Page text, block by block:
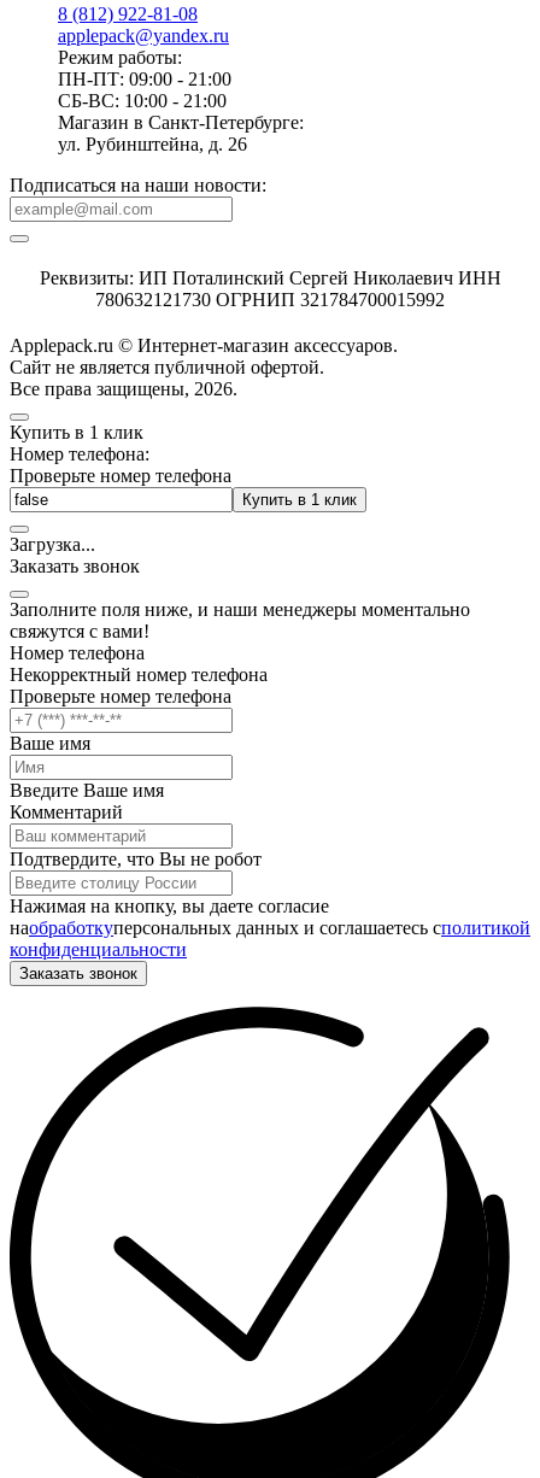
8 (812) 922-81-08
applepack@yandex.ru
Режим работы:
ПН-ПТ: 09:00 - 21:00
СБ-ВС: 10:00 - 21:00
Магазин в Санкт-Петербурге:
ул. Рубинштейна, д. 26
Подписаться на наши новости:
Реквизиты: ИП Поталинский Сергей Николаевич ИНН
780632121730 ОГРНИП 321784700015992
Applepack.ru © Интернет-магазин аксессуаров.
Cайт не является публичной офертой.
Все права защищены, 2026.
Купить в 1 клик
Номер телефона:
Проверьте номер телефона
Купить в 1 клик
Загрузка...
Заказать звонок
Заполните поля ниже, и наши менеджеры моментально
свяжутся с вами!
Номер телефона
Некорректный номер телефона
Проверьте номер телефона
Ваше имя
Введите Ваше имя
Комментарий
Подтвердите, что Вы не робот
Нажимая на кнопку, вы даете согласие
наобработкуперсональных данных и соглашаетесь cполитикой
конфиденциальности
Заказать звонок